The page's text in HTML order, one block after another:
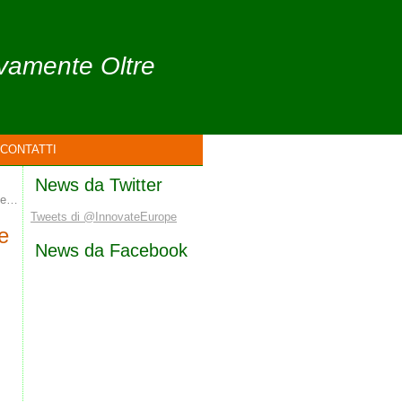
Oltre
CONTATTI
e…
News da Twitter
Tweets di @InnovateEurope
News da Facebook